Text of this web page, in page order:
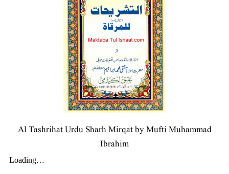
Al Tashrihat Urdu Sharh Mirqat by Mufti Muhammad
Ibrahim